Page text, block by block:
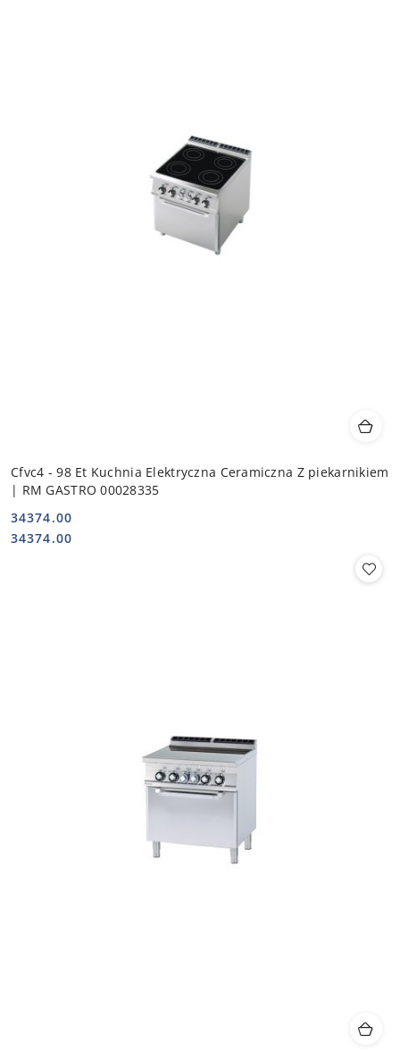
Cfvc4 - 98 Et Kuchnia Elektryczna Ceramiczna Z piekarnikiem
| RM GASTRO 00028335
Cena:
34374.00
Cena:
34374.00